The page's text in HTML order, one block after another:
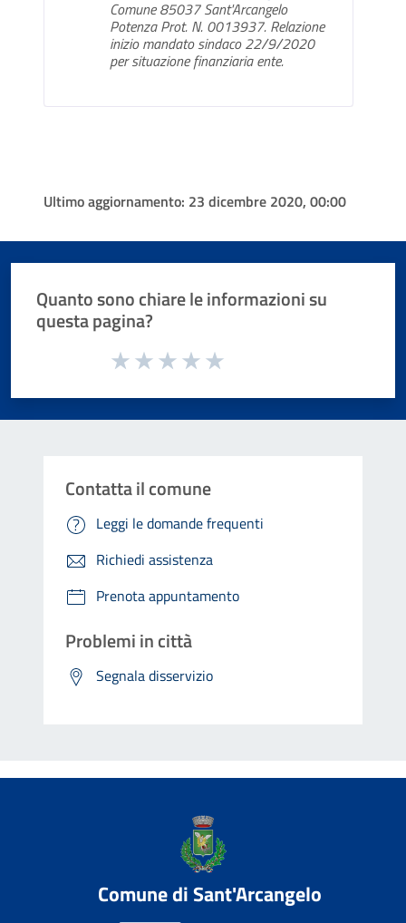
Comune 85037 Sant'Arcangelo
Potenza Prot. N. 0013937. Relazione
inizio mandato sindaco 22/9/2020
per situazione finanziaria ente.
Ultimo aggiornamento: 23 dicembre 2020, 00:00
Quanto sono chiare le informazioni su
questa pagina?
Valuta da 1 a 5 stelle la pagina
Contatta il comune
Leggi le domande frequenti
Richiedi assistenza
Prenota appuntamento
Problemi in città
Segnala disservizio
Comune di Sant'Arcangelo